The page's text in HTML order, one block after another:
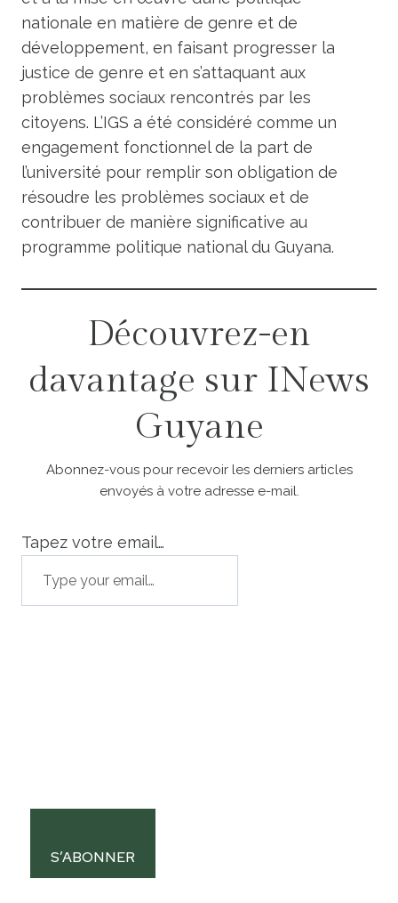
nationale en matière de genre et de
développement, en faisant progresser la
justice de genre et en s’attaquant aux
problèmes sociaux rencontrés par les
citoyens. L’IGS a été considéré comme un
engagement fonctionnel de la part de
l’université pour remplir son obligation de
résoudre les problèmes sociaux et de
contribuer de manière significative au
programme politique national du Guyana.
Découvrez-en
davantage sur INews
Guyane
Abonnez-vous pour recevoir les derniers articles
envoyés à votre adresse e-mail.
Tapez votre email…
S’ABONNER